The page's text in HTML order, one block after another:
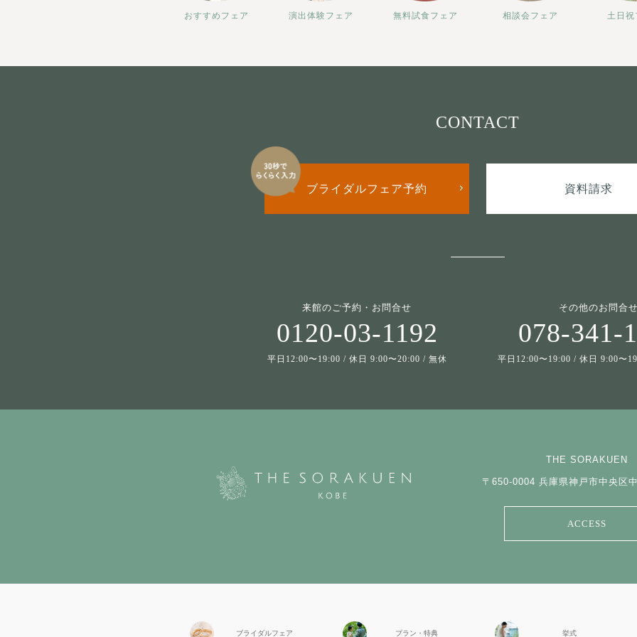
おすすめフェア 演出体験フェア 無料試食フェア 相談会フェア 土日祝
CONTACT
ブライダルフェア予約 資料請求
来館のご予約・お問合せ
0120-03-1192
平日12:00〜19:00 / 休日 9:00〜20:00 / 無休
その他のお問合せ
078-341-
平日12:00〜19:00 / 休日 9:00〜
THE SORAKUEN
〒650-0004 兵庫県神戸市中央区
ACCESS
ブライダルフェア プラン・特典 挙式